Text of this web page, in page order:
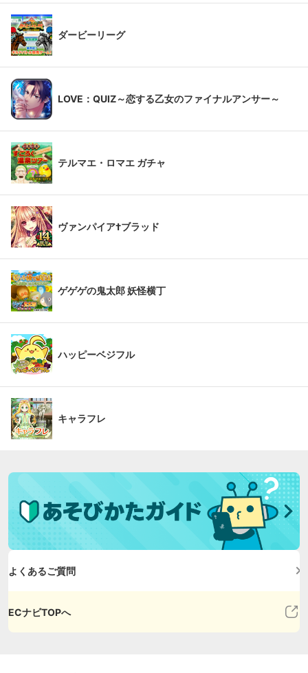
ダービーリーグ
LOVE：QUIZ～恋する乙女のファイナルアンサー～
テルマエ・ロマエ ガチャ
ヴァンパイア†ブラッド
ゲゲゲの鬼太郎 妖怪横丁
ハッピーベジフル
キャラフレ
よくあるご質問
ECナビTOPへ